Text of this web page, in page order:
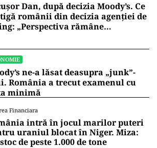
Dan, după decizia Moody’s. Ce
românii din decizia agenției de
„Perspectiva rămâne
ne-a lăsat deasupra „junk”-
România a trecut examenul cu
minimă
Financiara
intră în jocul marilor puteri
uraniul blocat în Niger. Miza:
de peste 1.000 de tone